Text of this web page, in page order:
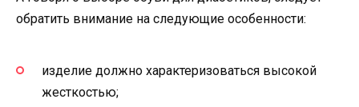
обратить внимание на следующие особенности:
изделие должно характеризоваться высокой
жесткостью;